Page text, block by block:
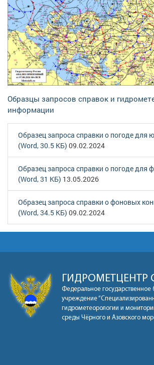
Образцы запросов справок и
информации
Образец запроса справки о погоде для
(Word, 30.5 КБ) 09.02.2024
Образец запроса справки о погоде для
(Word, 31 КБ) 13.05.2026
Образец запроса справки о фоновых
(Word, 34.5 КБ) 09.02.2024
ГИДРОМЕТЦЕНТР
Федеральное
учреждение
гидрометеорологии и
среды Чёрного и Азовского